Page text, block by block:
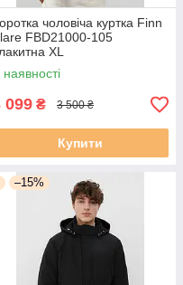
чоловіча куртка Finn
FBD21000-105
XL
наявності
099 ₴ 3 500 ₴
Купити
–15%